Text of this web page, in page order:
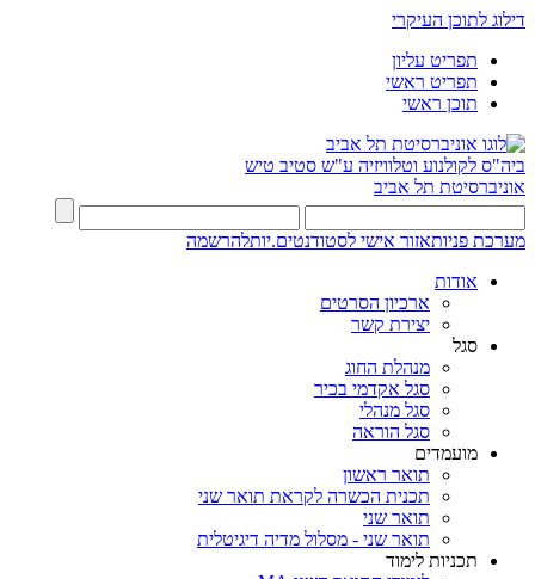
דילוג לתוכן העיקרי
תפריט עליון
תפריט ראשי
תוכן ראשי
ביה"ס לקולנוע וטלוויזיה ע"ש סטיב טיש
אוניברסיטת תל אביב
מערכת פניותאזור אישי לסטודנטים.יותלהרשמה
אודות
ארכיון הסרטים
יצירת קשר
סגל
מנהלת החוג
סגל אקדמי בכיר
סגל מנהלי
סגל הוראה
מועמדים
תואר ראשון
תכנית הכשרה לקראת תואר שני
תואר שני
תואר שני - מסלול מדיה דיגיטלית
תכניות לימוד